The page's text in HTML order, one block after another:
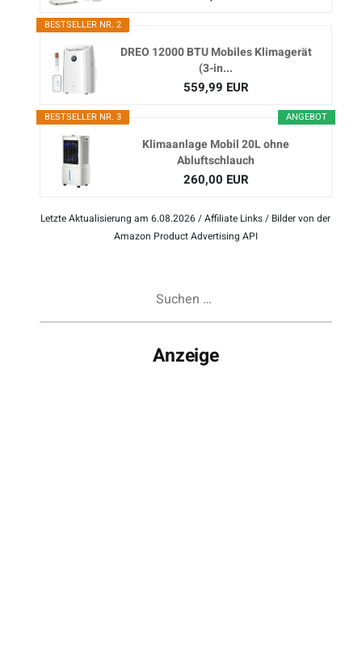
BESTSELLER NR. 2
DREO 12000 BTU Mobiles Klimagerät
(3-in...
559,99 EUR
ANGEBOT
BESTSELLER NR. 3
Klimaanlage Mobil 20L ohne
Abluftschlauch
260,00 EUR
Letzte Aktualisierung am 6.08.2026 / Affiliate Links / Bilder von der
Amazon Product Advertising API
Anzeige